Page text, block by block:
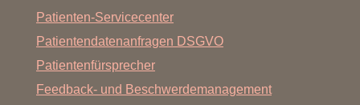
Patienten-Servicecenter
Patientendatenanfragen DSGVO
Patientenfürsprecher
Feedback- und Beschwerdemanagement